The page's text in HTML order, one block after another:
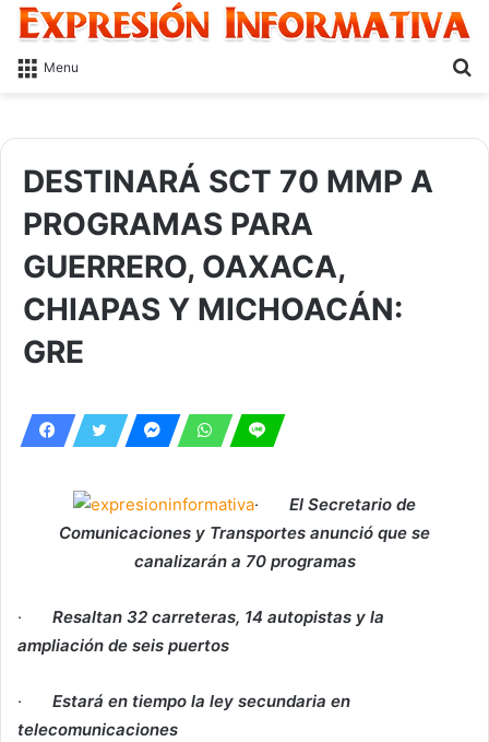
Menu
DESTINARÁ SCT 70 MMP A
PROGRAMAS PARA
GUERRERO, OAXACA,
CHIAPAS Y MICHOACÁN:
GRE
· El Secretario de
Comunicaciones y Transportes anunció que se
canalizarán a 70 programas
· Resaltan 32 carreteras, 14 autopistas y la
ampliación de seis puertos
· Estará en tiempo la ley secundaria en
telecomunicaciones